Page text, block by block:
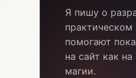
Я пишу о
практическом
помогают
на сайт как
магии.